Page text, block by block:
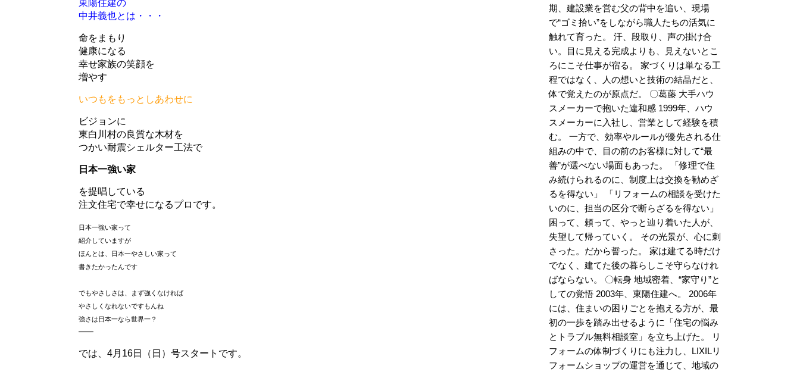
東陽住建の
中井義也とは・・・
命をまもり
健康になる
幸せ家族の笑顔を
増やす
いつもをもっとしあわせに
ビジョンに
東白川村の良質な木材を
つかい耐震シェルター工法で
日本一強い家
を提唱している
注文住宅で幸せになるプロです。
日本一強い家って
紹介していますが
ほんとは、日本一やさしい家って
書きたかったんです
でもやさしさは、まず強くなければ
やさしくなれないですもんね
強さは日本一なら世界一？
—–
では、4月16日（日）号スタートです。
期、建設業を営む父の背中を追い、現場
で“ゴミ拾い”をしながら職人たちの活気に
触れて育った。 汗、段取り、声の掛け合
い。目に見える完成よりも、見えないとこ
ろにこそ仕事が宿る。 家づくりは単なる工
程ではなく、人の想いと技術の結晶だと、
体で覚えたのが原点だ。 〇葛藤 大手ハウ
スメーカーで抱いた違和感 1999年、ハウ
スメーカーに入社し、営業として経験を積
む。 一方で、効率やルールが優先される仕
組みの中で、目の前のお客様に対して“最
善”が選べない場面もあった。 「修理で住
み続けられるのに、制度上は交換を勧めざ
るを得ない」 「リフォームの相談を受けた
いのに、担当の区分で断らざるを得ない」
困って、頼って、やっと辿り着いた人が、
失望して帰っていく。 その光景が、心に刺
さった。だから誓った。 家は建てる時だけ
でなく、建てた後の暮らしこそ守らなけれ
ばならない。 〇転身 地域密着、“家守り”と
しての覚悟 2003年、東陽住建へ。 2006年
には、住まいの困りごとを抱える方が、最
初の一歩を踏み出せるように「住宅の悩み
とトラブル無料相談室」を立ち上げた。 リ
フォームの体制づくりにも注力し、LIXILリ
フォームショップの運営を通じて、地域の